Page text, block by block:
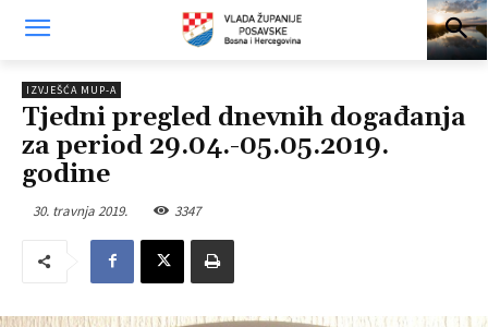
IZVJEŠĆA MUP-A
Tjedni pregled dnevnih događanja
za period 29.04.-05.05.2019.
godine
30. travnja 2019. 3347